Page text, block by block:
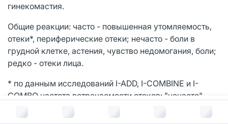
В корзину за
гинекомастия.
Общие реакции: часто - повышенная утомляемость,
отеки*, периферические отеки; нечасто - боли в
грудной клетке, астения, чувство недомогания, боли;
редко - отеки лица.
* по данным исследований I-ADD, I-COMBINE и I-
COMBO частота встречаемости отеков: "нечасто".
Лабораторные и инструментальные данные: нечасто